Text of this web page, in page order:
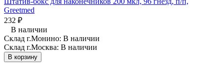
Greetmed
232 ₽
В наличии
Склад г.Монино: В наличии
Склад г.Москва: В наличии
В корзину